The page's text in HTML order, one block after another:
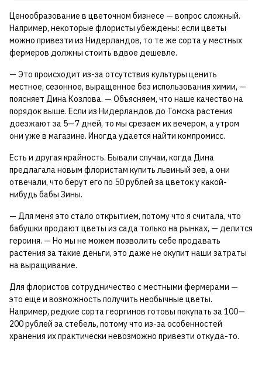
Ценообразование в цветочном бизнесе — вопрос сложный.
Например, некоторые флористы убеждены: если цветы
можно привезти из Нидерландов, то те же сорта у местных
фермеров должны стоить вдвое дешевле.
— Это происходит из-за отсутствия культуры ценить
местное, сезонное, выращенное без использования химии, —
поясняет Дина Козлова. — Объясняем, что наше качество на
порядок выше. Если из Нидерландов до Томска растения
доезжают за 5—7 дней, то мы срезаем их вечером, а утром
они уже в магазине. Иногда удается найти компромисс.
Есть и другая крайность. Бывали случаи, когда Дина
предлагала новым флористам купить львиный зев, а они
отвечали, что берут его по 50 рублей за цветок у какой-
нибудь бабы Зины.
— Для меня это стало открытием, потому что я считала, что
бабушки продают цветы из сада только на рынках, — делится
героиня. — Но мы не можем позволить себе продавать
растения за такие деньги, это даже не окупит наши затраты
на выращивание.
Для флористов сотрудничество с местными фермерами —
это еще и возможность получить необычные цветы.
Например, редкие сорта георгинов готовы покупать за 100—
200 рублей за стебель, потому что из-за особенностей
хранения их практически невозможно привезти откуда-то.